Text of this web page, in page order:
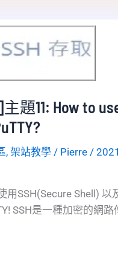
題11: How to
, 架站教學 / Pierre /
用SSH(Secure Shell) 以
SSH是一種加密的網路